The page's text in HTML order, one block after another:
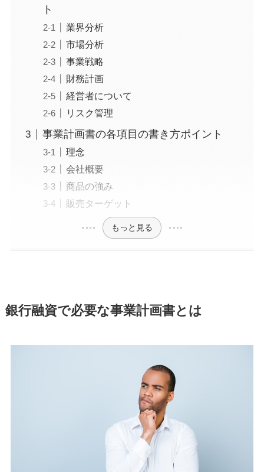
ト
業界分析
市場分析
事業戦略
財務計画
経営者について
リスク管理
事業計画書の各項目の書き方ポイント
理念
会社概要
商品の強み
販売ターゲット
もっと見る
銀行融資で必要な事業計画書とは